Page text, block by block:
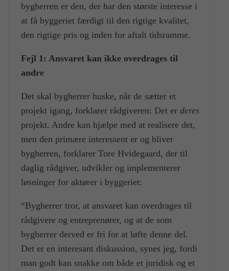
bygherren er den, der har den største interesse i
at få byggeriet færdigt til den rigtige kvalitet,
den rigtige pris og inden for aftalt tidsramme.
Fejl 1: Ansvaret kan ikke overdrages til
andre
Det skal bygherrer huske, når de sætter et
projekt igang, forklarer rådgiveren: Det erderes
projekt. Andre kan hjælpe med at realisere det,
men den primære interessent er og bliver
bygherren, forklarer Tore Hvidegaard, der til
daglig rådgiver, udvikler og implementerer
løsninger for aktører i byggeriet:
“Bygherrer tror, at ansvaret kan overdrages til
rådgivere og entreprenører, og at de som
bygherrer derved er fri for at løfte denne del.
Det er en interesant diskussion, synes jeg, fordi
man godt kan snakke om både et juridisk og et